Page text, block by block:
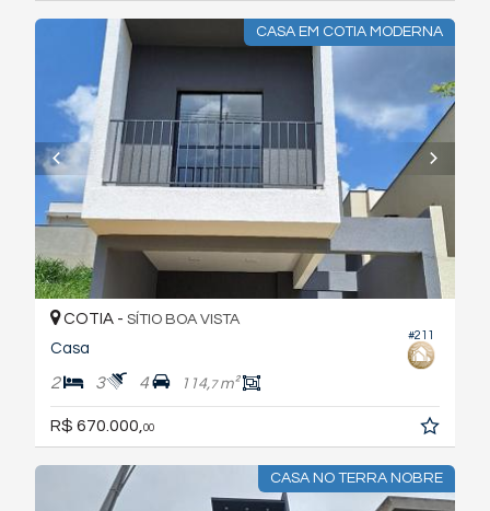
CASA EM COTIA MODERNA
#211
COTIA - SÍTIO BOA VISTA
Casa
2 3 4 114,7m²
R$ 670.000,00
CASA NO TERRA NOBRE